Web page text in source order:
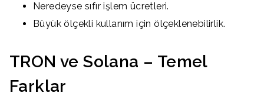
Neredeyse sıfır işlem ücretleri.
Büyük ölçekli kullanım için ölçeklenebilirlik.
TRON ve Solana – Temel
Farklar